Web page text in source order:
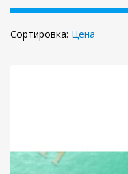
Сортировка: Цена